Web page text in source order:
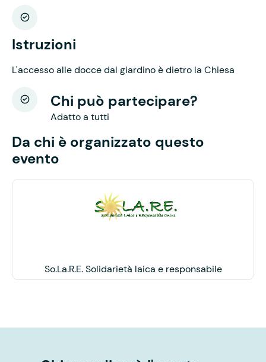
Istruzioni
L'accesso alle docce dal giardino è dietro la Chiesa
Chi può partecipare?
Adatto a tutti
Da chi è organizzato questo
evento
So.La.R.E. Solidarietà laica e responsabile